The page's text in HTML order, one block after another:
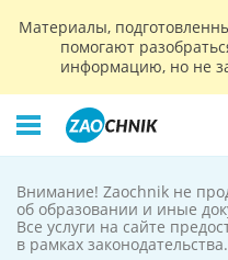
Материалы,
помогают
информацию, но не
Zaochnik
не продает
Внимание! Zaochnik не
об образовании и иные
Все услуги на сайте
в рамках законодательства.